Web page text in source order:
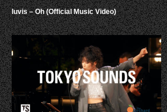
luvis – Oh (Official Music Video)